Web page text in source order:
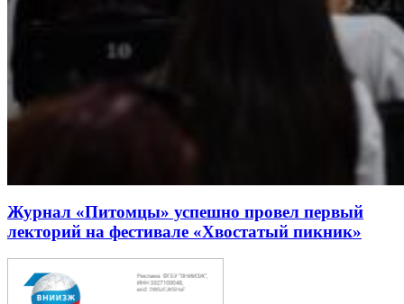
Журнал «Питомцы» успешно провел первый
лекторий на фестивале «Хвостатый пикник»